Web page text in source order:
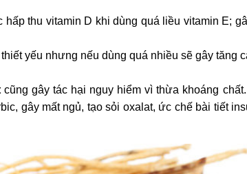
thu vitamin D khi dùng quá liều vitamin E;
yếu nhưng nếu dùng quá nhiều sẽ gây
cũng gây tác hại nguy hiểm vì thừa khoáng
gây mất ngủ, tạo sỏi oxalat, ức chế bài tiết